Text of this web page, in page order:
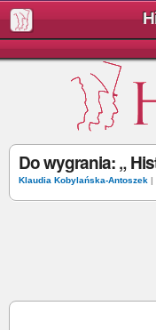
Do wygrania: „
Klaudia Kobylańska-Antoszek |